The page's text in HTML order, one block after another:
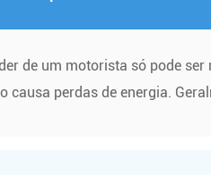
de um motorista só pode
causa perdas de energia.